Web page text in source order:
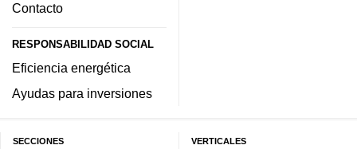
Contacto
RESPONSABILIDAD SOCIAL
Eficiencia energética
Ayudas para inversiones
SECCIONES VERTICALES